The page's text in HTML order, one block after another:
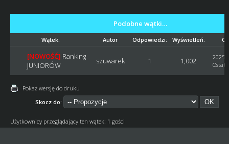
Podobne wątki…
Wątek: Autor Odpowiedzi: Wyświetleń:
[NOWOŚĆ] Ranking
JUNIORÓW
szuwarek 1 1,002
2025-
Pokaż wersję do druku
Skocz do:
Użytkownicy przeglądający ten wątek: 1 gości